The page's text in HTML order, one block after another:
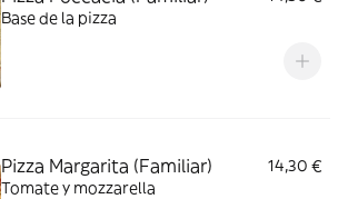
Base de la pizza
Pizza Margarita (Familiar)
14,30 €
Tomate y mozzarella